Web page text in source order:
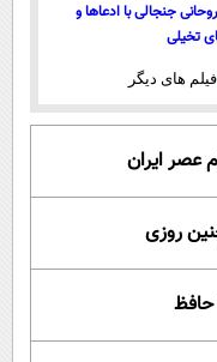
روحانی جنجالی با ادعاها و
تخیلی
فیلم های دیگر
عصر ایران
حافظ